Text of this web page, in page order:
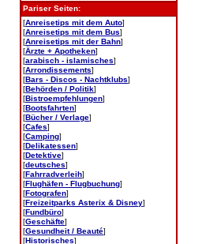
Pariser Seiten:
[Anreisetips mit dem Auto]
[Anreisetips mit dem Bus]
[Anreisetips mit der Bahn]
[Ärzte + Apotheken]
[arabisch - islamisches]
[Arrondissements]
[Bars - Discos - Nachtklubs]
[Behörden / Politik]
[Bistroempfehlungen]
[Bootsfahrten]
[Bücher / Verlage]
[Cafes]
[Camping]
[Delikatessen]
[Detektive]
[deutsches]
[Fahrradverleih]
[Flughäfen - Flugbuchung]
[Fotografen]
[Freizeitparks Asterix & Disney]
[Fundbüro]
[Geschäfte]
[Gesundheit / Beauté]
[Historisches]